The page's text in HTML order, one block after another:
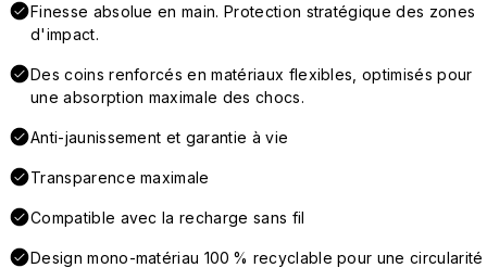
Finesse absolue en main. Protection stratégique des zones
d'impact.
Des coins renforcés en matériaux flexibles, optimisés pour
une absorption maximale des chocs.
Anti-jaunissement et garantie à vie
Transparence maximale
Compatible avec la recharge sans fil
Design mono-matériau 100 % recyclable pour une circularité